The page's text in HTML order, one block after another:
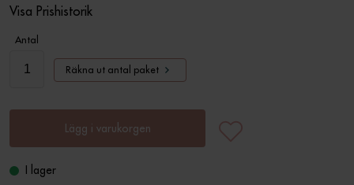
Visa Prishistorik
Antal
Räkna ut antal paket
Lägg i varukorgen
I lager